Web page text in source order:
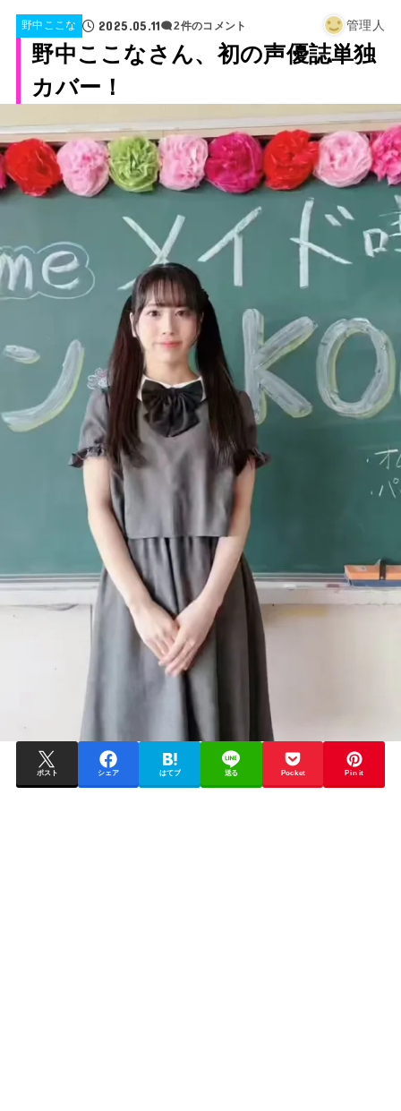
野中ここな 2025.05.11 2件のコメント 管理人
野中ここなさん、初の声優誌単独
カバー！
ポスト シェア はてブ 送る Pocket Pin it